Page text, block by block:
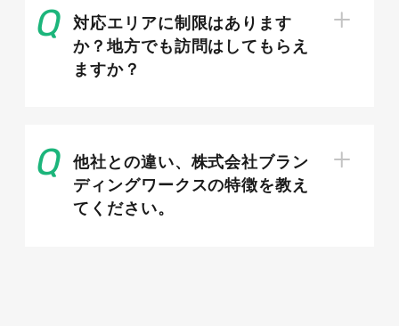
トでWeb制作サービスを提供することが可能に
なりました。加えて、リモートワークの普及が、
地理的な制約を超えてクライアントを獲得する機
会をもたらしています。
ズされたサービスを求めており、小規模な制作会
社やフリーランサーはそのニーズに柔軟に対応で
きることが強みとなっています。これらの変化
対応エリアに制限はあります
か？地方でも訪問はしてもらえ
ますか？
他社との違い、株式会社ブラン
ディングワークスの特徴を教え
てください。